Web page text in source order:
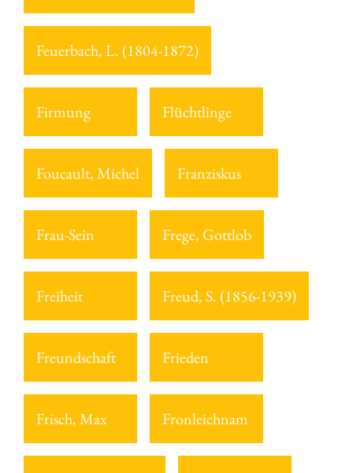
Feuerbach, L. (1804-1872)
Firmung Flüchtlinge
Foucault, Michel Franziskus
Frau-Sein Frege, Gottlob
Freiheit Freud, S. (1856-1939)
Freundschaft Frieden
Frisch, Max Fronleichnam